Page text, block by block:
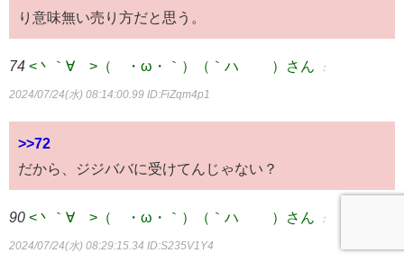
り意味無い売り方だと思う。
74 <丶｀∀´>（´・ω・｀）（｀ハ´ ）さん ：
2024/07/24(水) 08:14:00.99 ID:FiZqm4p1
>>72
だから、ジジババに受けてんじゃない？
90 <丶｀∀´>（´・ω・｀）（｀ハ´ ）さん ：
2024/07/24(水) 08:29:15.34 ID:S235V1Y4